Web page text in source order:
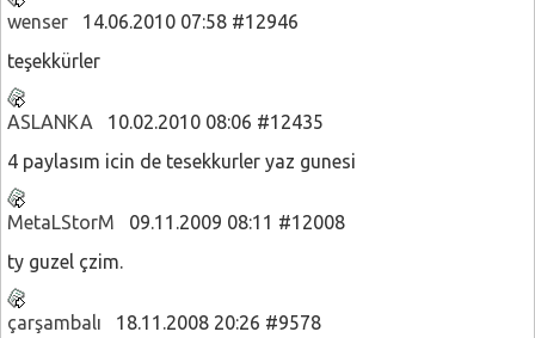
wenser 14.06.2010 07:58 #12946
teşekkürler
ASLANKA 10.02.2010 08:06 #12435
4 paylasım icin de tesekkurler yaz gunesi
MetaLStorM 09.11.2009 08:11 #12008
ty guzel çzim.
çarşambalı 18.11.2008 20:26 #9578